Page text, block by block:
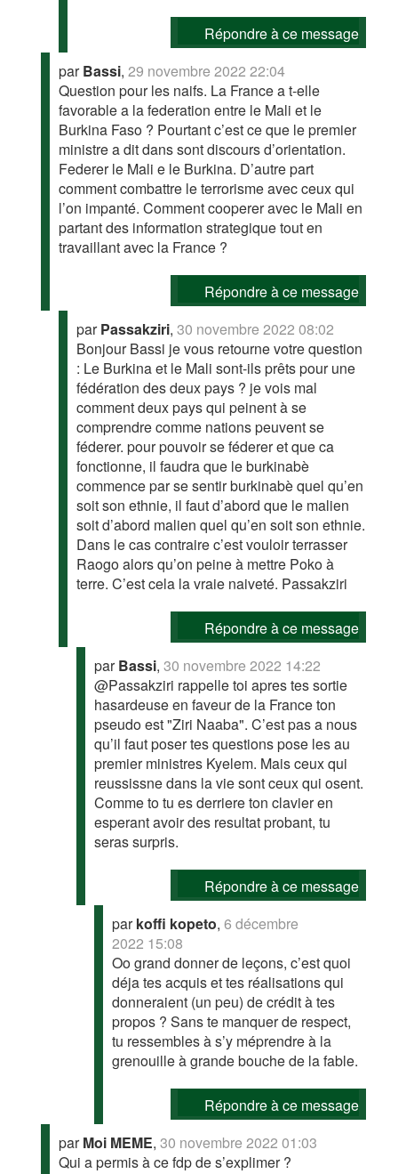
Répondre à ce message
parBassi,29 novembre 2022 22:04
Question pour les naifs. La France a t-elle
favorable a la federation entre le Mali et le
Burkina Faso ? Pourtant c’est ce que le premier
ministre a dit dans sont discours d’orientation.
Federer le Mali e le Burkina. D’autre part
comment combattre le terrorisme avec ceux qui
l’on impanté. Comment cooperer avec le Mali en
partant des information strategique tout en
travaillant avec la France ?
Répondre à ce message
parPassakziri,30 novembre 2022 08:02
Bonjour Bassi je vous retourne votre question
: Le Burkina et le Mali sont-ils prêts pour une
fédération des deux pays ? je vois mal
comment deux pays qui peinent à se
comprendre comme nations peuvent se
féderer. pour pouvoir se féderer et que ca
fonctionne, il faudra que le burkinabè
commence par se sentir burkinabè quel qu’en
soit son ethnie, il faut d’abord que le malien
soit d’abord malien quel qu’en soit son ethnie.
Dans le cas contraire c’est vouloir terrasser
Raogo alors qu’on peine à mettre Poko à
terre. C’est cela la vraie naiveté. Passakziri
Répondre à ce message
parBassi,30 novembre 2022 14:22
@Passakziri rappelle toi apres tes sortie
hasardeuse en faveur de la France ton
pseudo est "Ziri Naaba". C’est pas a nous
qu’il faut poser tes questions pose les au
premier ministres Kyelem. Mais ceux qui
reussissne dans la vie sont ceux qui osent.
Comme to tu es derriere ton clavier en
esperant avoir des resultat probant, tu
seras surpris.
Répondre à ce message
parkoffi kopeto,6 décembre
2022 15:08
Oo grand donner de leçons, c’est quoi
déja tes acquis et tes réalisations qui
donneraient (un peu) de crédit à tes
propos ? Sans te manquer de respect,
tu ressembles à s’y méprendre à la
grenouille à grande bouche de la fable.
Répondre à ce message
parMoi MEME,30 novembre 2022 01:03
Qui a permis à ce fdp de s’explimer ?